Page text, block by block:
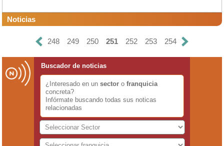
Noticias
248 249 250 251 252 253 254
Buscador de noticias
¿Interesado en un sector o franquicia
concreta?
Infórmate buscando todas sus noticas
relacionadas